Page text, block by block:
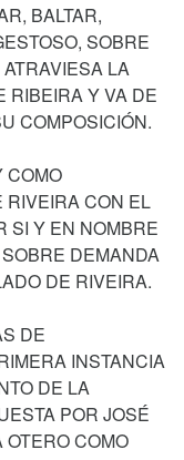
BALTAR,
SOBRE
LA
RIBEIRA Y VA DE
COMPOSICIÓN.
COMO
RIVEIRA CON EL
SI Y EN NOMBRE
DEMANDA
DE RIVEIRA.
DE
INSTANCIA
DE LA
POR JOSÉ
COMO